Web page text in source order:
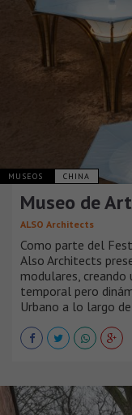
MUSEOS CHINA
Museo de
ALSO Architects
Como parte del
Also Architects
modulares,
temporal pero
Urbano a lo largo